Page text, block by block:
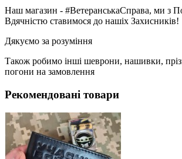
Наш магазин - #ВетеранськаСправа, ми з
Вдячністю ставимося до нашіх Захисників!
Дякуємо за розуміння
Також робимо інші шеврони, нашивки,
погони на замовлення
Рекомендовані товари